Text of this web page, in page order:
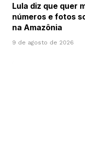
Lula diz que quer
números e fotos
na Amazônia
9 de agosto de 2026